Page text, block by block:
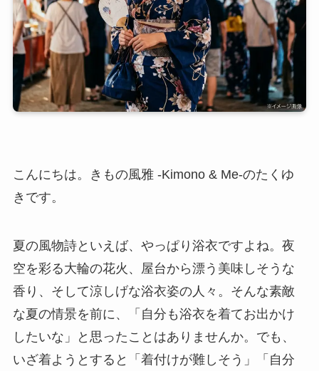
こんにちは。きもの風雅 -Kimono & Me-のたくゆ
きです。
夏の風物詩といえば、やっぱり浴衣ですよね。夜
空を彩る大輪の花火、屋台から漂う美味しそうな
香り、そして涼しげな浴衣姿の人々。そんな素敵
な夏の情景を前に、「自分も浴衣を着てお出かけ
したいな」と思ったことはありませんか。でも、
いざ着ようとすると「着付けが難しそう」「自分